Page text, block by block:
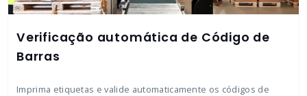
Verificação automática de Código de
Barras
Imprima etiquetas e valide automaticamente os códigos de